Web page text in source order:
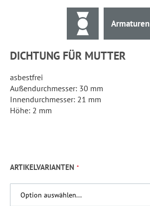
Armaturen
DICHTUNG FÜR MUTTER
asbestfrei
Außendurchmesser: 30 mm
Innendurchmesser: 21 mm
Höhe: 2 mm
ARTIKELVARIANTEN